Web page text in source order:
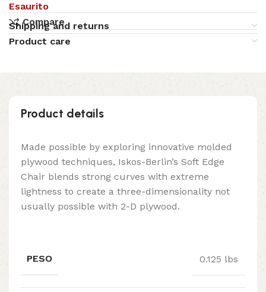
Esaurito
Compare
Shipping and returns
Product care
Product details
Made possible by exploring innovative molded
plywood techniques, Iskos-Berlin’s Soft Edge
Chair blends strong curves with extreme
lightness to create a three-dimensionality not
usually possible with 2-D plywood.
PESO 0.125 lbs